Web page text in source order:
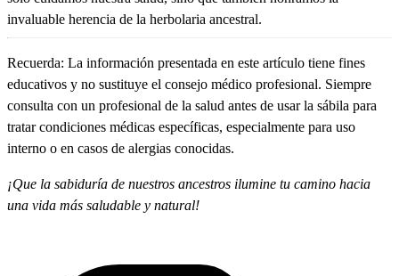
invaluable herencia de la herbolaria ancestral.
Recuerda: La información presentada en este artículo tiene fines
educativos y no sustituye el consejo médico profesional. Siempre
consulta con un profesional de la salud antes de usar la sábila para
tratar condiciones médicas específicas, especialmente para uso
interno o en casos de alergias conocidas.
¡Que la sabiduría de nuestros ancestros ilumine tu camino hacia
una vida más saludable y natural!